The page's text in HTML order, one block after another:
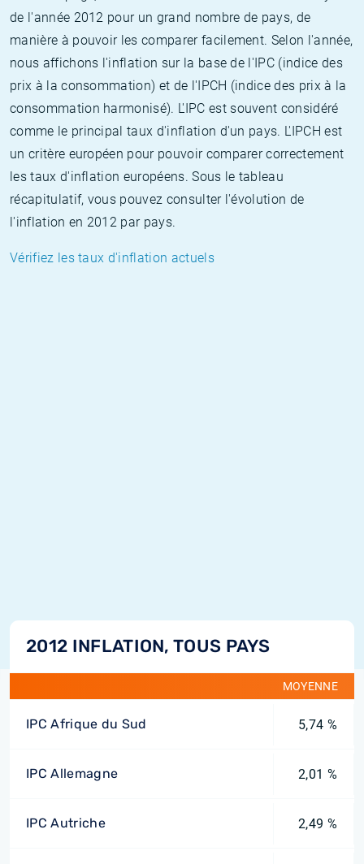
de l'année 2012 pour un grand nombre de pays, de
manière à pouvoir les comparer facilement. Selon l'année,
nous affichons l'inflation sur la base de l'IPC (indice des
prix à la consommation) et de l'IPCH (indice des prix à la
consommation harmonisé). L'IPC est souvent considéré
comme le principal taux d'inflation d'un pays. L'IPCH est
un critère européen pour pouvoir comparer correctement
les taux d'inflation européens. Sous le tableau
récapitulatif, vous pouvez consulter l'évolution de
l'inflation en 2012 par pays.
Vérifiez les taux d'inflation actuels
2012 INFLATION, TOUS PAYS
MOYENNE
IPC Afrique du Sud 5,74 %
IPC Allemagne 2,01 %
IPC Autriche 2,49 %